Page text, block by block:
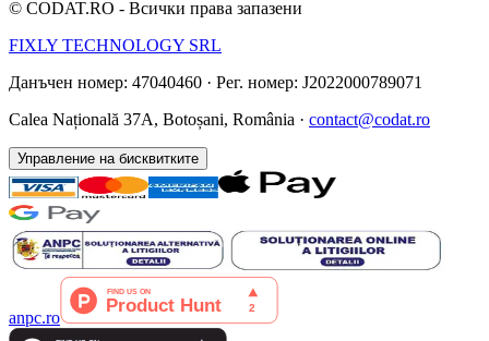
© CODAT.RO - Всички права запазени
FIXLY TECHNOLOGY SRL
Данъчен номер: 47040460 · Рег. номер: J2022000789071
Calea Națională 37A, Botoșani, România · contact@codat.ro
Управление на бисквитките
anpc.ro